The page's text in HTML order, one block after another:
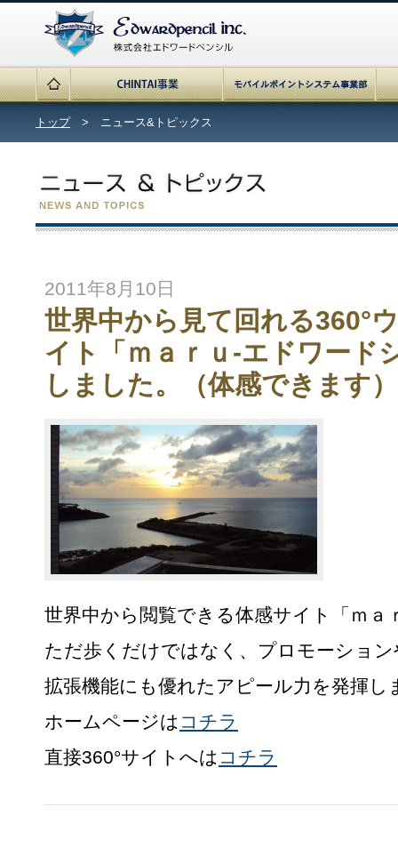
トップ> ニュース&トピックス
2011年8月10日
世界中から見て回れる360°
イト「ｍａｒｕ-エドワー
しました。（体感できます）
世界中から閲覧できる体感サイト「ｍａ
ただ歩くだけではなく、プロモーショ
拡張機能にも優れたアピール力を発揮し
ホームページは コチラ
直接360°サイトへは コチラ